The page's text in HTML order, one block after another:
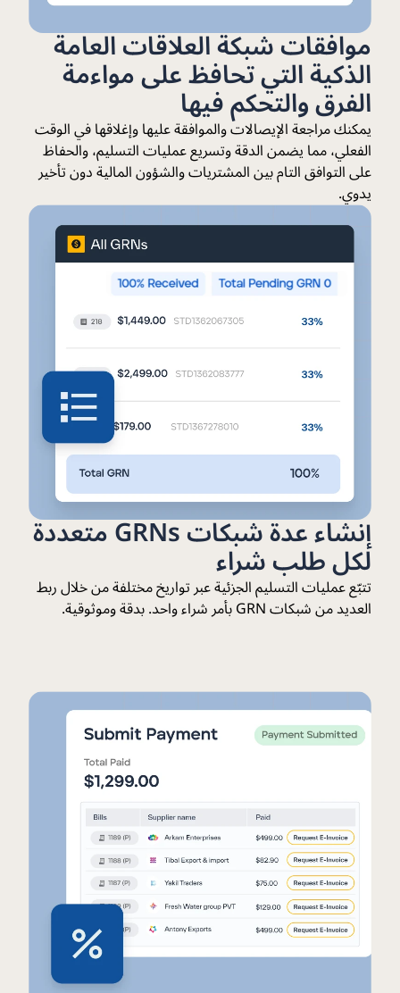
موافقات شبكة العلاقات العامة
الذكية التي تحافظ على مواءمة
الفرق والتحكم فيها
يمكنك مراجعة الإيصالات والموافقة عليها وإغلاقها في الوقت
الفعلي، مما يضمن الدقة وتسريع عمليات التسليم، والحفاظ
على التوافق التام بين المشتريات والشؤون المالية دون تأخير
يدوي.
إنشاء عدة شبكات GRNs متعددة
لكل طلب شراء
تتبّع عمليات التسليم الجزئية عبر تواريخ مختلفة من خلال ربط
العديد من شبكات GRN بأمر شراء واحد. بدقة وموثوقية.